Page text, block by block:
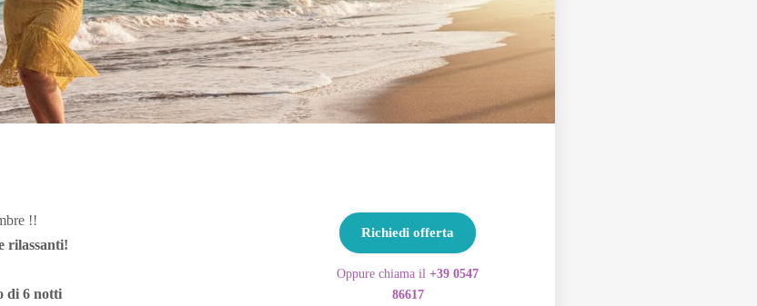
!!
rilassanti!
di 6 notti
Richiedi offerta
Oppure chiama il+39 0547
86617